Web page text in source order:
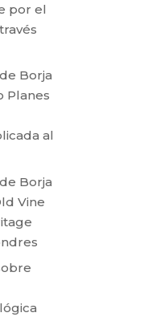
por el
Borja
Planes
al
Borja
Vine